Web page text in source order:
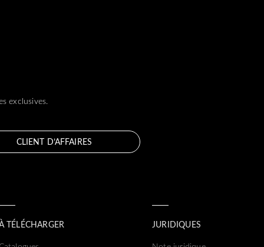
exclusives.
CLIENT D’AFFAIRES
TÉLÉCHARGER
JURIDIQUES